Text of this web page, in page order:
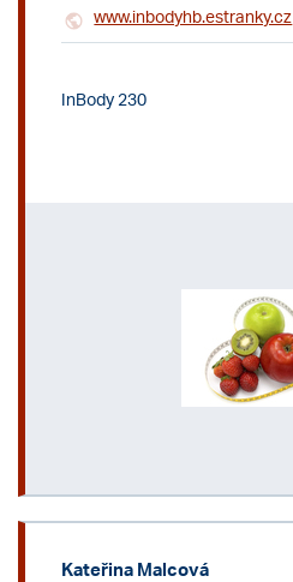
www.inbodyhb.estranky.cz
InBody 230
Kateřina Malcová